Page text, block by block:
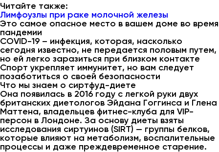
Читайте также:
Лимфоузлы при раке молочной железы
Это самое опасное место в вашем доме во время
пандемии
COVID-19 – инфекция, которая, насколько
сегодня известно, не передается половым путем,
но ей легко заразиться при близком контакте
Спорт укрепляет иммунитет, но вам следует
позаботиться о своей безопасности
Что мы знаем о сиртфуд-диете
Она появилась в 2016 году с легкой руки двух
британских диетологов Эйдана Гоггинса и Глена
Маттена, владельцев фитнес-клуба для VIP-
персон в Лондоне. За основу диеты взяты
исследования сиртуинов (SIRT) — группы белков,
которые влияют на метаболизм, воспалительные
процессы и даже преждевременное старение.